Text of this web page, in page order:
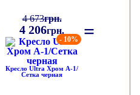
4 673грн.
4 206грн.
- 10%
Кресло Ultra Хром А-1/
Сетка черная
=